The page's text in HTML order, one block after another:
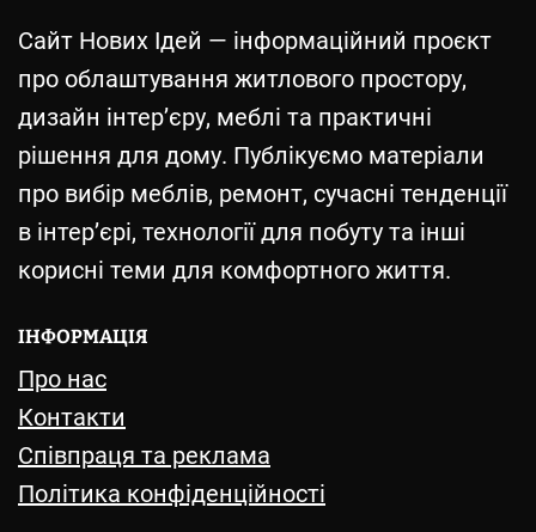
Сайт Нових Ідей — інформаційний проєкт
про облаштування житлового простору,
дизайн інтер’єру, меблі та практичні
рішення для дому. Публікуємо матеріали
про вибір меблів, ремонт, сучасні тенденції
в інтер’єрі, технології для побуту та інші
корисні теми для комфортного життя.
ІНФОРМАЦІЯ
Про нас
Контакти
Співпраця та реклама
Політика конфіденційності